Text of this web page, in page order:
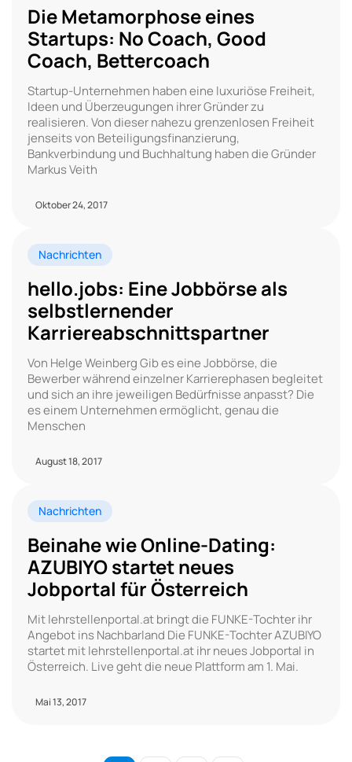
Die Metamorphose eines
Startups: No Coach, Good
Coach, Bettercoach
Startup-Unternehmen haben eine luxuriöse Freiheit,
Ideen und Überzeugungen ihrer Gründer zu
realisieren. Von dieser nahezu grenzenlosen Freiheit
jenseits von Beteiligungsfinanzierung,
Bankverbindung und Buchhaltung haben die Gründer
Markus Veith
Oktober 24, 2017
Nachrichten
hello.jobs: Eine Jobbörse als
selbstlernender
Karriereabschnittspartner
Von Helge Weinberg Gib es eine Jobbörse, die
Bewerber während einzelner Karrierephasen begleitet
und sich an ihre jeweiligen Bedürfnisse anpasst? Die
es einem Unternehmen ermöglicht, genau die
Menschen
August 18, 2017
Nachrichten
Beinahe wie Online-Dating:
AZUBIYO startet neues
Jobportal für Österreich
Mit lehrstellenportal.at bringt die FUNKE-Tochter ihr
Angebot ins Nachbarland Die FUNKE-Tochter AZUBIYO
startet mit lehrstellenportal.at ihr neues Jobportal in
Österreich. Live geht die neue Plattform am 1. Mai.
Mai 13, 2017